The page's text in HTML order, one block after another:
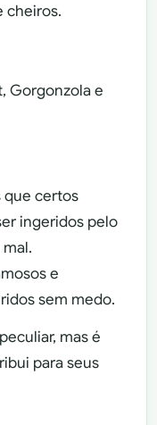
cheiros.
Gorgonzola e
que certos
ingeridos pelo
e
sem medo.
mas é
para seus